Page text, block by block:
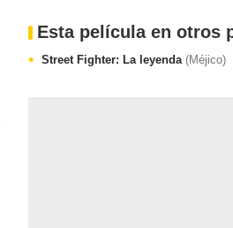
Esta película en otros
Street Fighter: La leyenda (Méjico)